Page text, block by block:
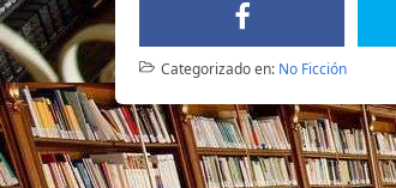
Categorizado en: No Ficción